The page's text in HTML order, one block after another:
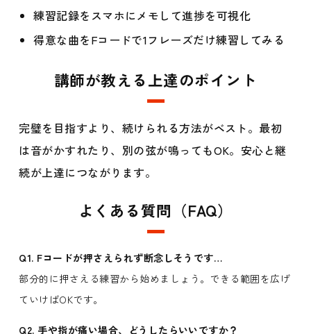
練習記録をスマホにメモして進捗を可視化
得意な曲をFコードで1フレーズだけ練習してみる
講師が教える上達のポイント
完璧を目指すより、続けられる方法がベスト。最初
は音がかすれたり、別の弦が鳴ってもOK。安心と継
続が上達につながります。
よくある質問（FAQ）
Q1. Fコードが押さえられず断念しそうです…
部分的に押さえる練習から始めましょう。できる範囲を広げ
ていけばOKです。
Q2. 手や指が痛い場合、どうしたらいいですか？